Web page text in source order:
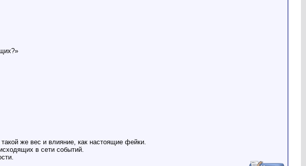
же вес и влияние, как настоящие фейки.
в сети событий.